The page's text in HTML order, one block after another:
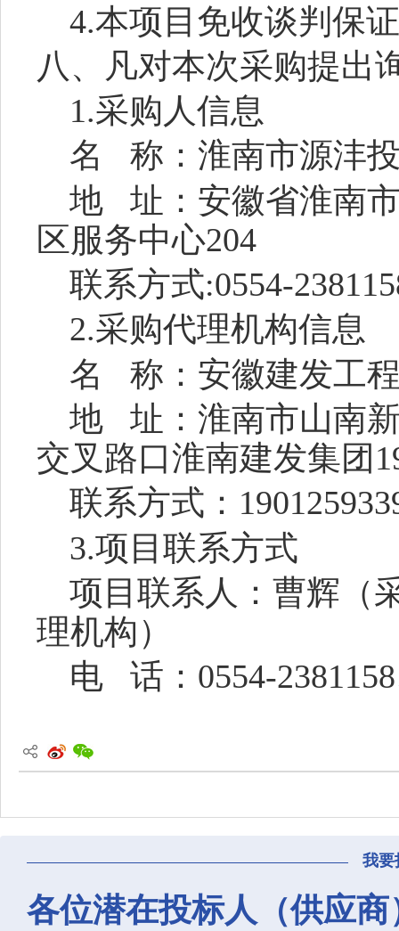
4.本项目免收谈判保
八、凡对本次采购提出
1.采购人信息
名
称：淮南市源沣
地
址： 安徽省淮南
区服务中心204
联系方式:0554-
2.采购代理机构信息
名
称：安徽建发工
地
址：淮南市山南
交叉路口淮南建发集团
联系方式：
3.项目联系方式
项目联系人：曹辉 （
理机构）
电
话： 0554-2381158
我要
各位潜在投标人（供应商